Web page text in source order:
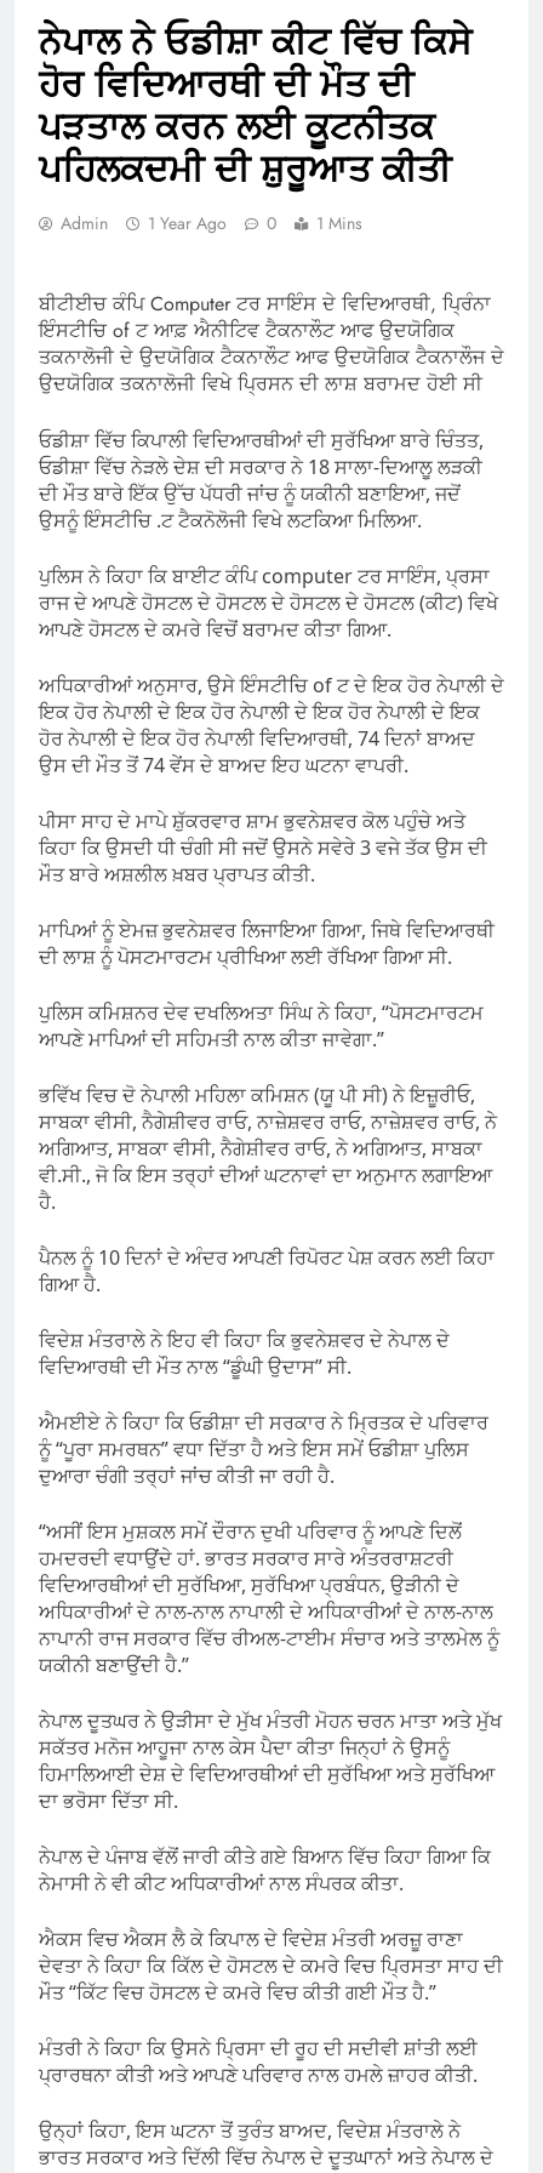
ਨੇਪਾਲ ਨੇ ਓਡੀਸ਼ਾ ਕੀਟ ਵਿੱਚ ਕਿਸੇ
ਹੋਰ ਵਿਦਿਆਰਥੀ ਦੀ ਮੌਤ ਦੀ
ਪੜਤਾਲ ਕਰਨ ਲਈ ਕੂਟਨੀਤਕ
ਪਹਿਲਕਦਮੀ ਦੀ ਸ਼ੁਰੂਆਤ ਕੀਤੀ
Admin 1 Year Ago 0 1 Mins
ਬੀਟੀਈਚ ਕੰਪਿ Computer ਟਰ ਸਾਇੰਸ ਦੇ ਵਿਦਿਆਰਥੀ, ਪ੍ਰਿੰਨਾ
ਇੰਸਟੀਚਿ of ਟ ਆਫ਼ ਐਨੀਟਿਵ ਟੈਕਨਾਲੌਟ ਆਫ ਉਦਯੋਗਿਕ
ਤਕਨਾਲੋਜੀ ਦੇ ਉਦਯੋਗਿਕ ਟੈਕਨਾਲੌਟ ਆਫ ਉਦਯੋਗਿਕ ਟੈਕਨਾਲੌਜ ਦੇ
ਉਦਯੋਗਿਕ ਤਕਨਾਲੋਜੀ ਵਿਖੇ ਪ੍ਰਿਸਨ ਦੀ ਲਾਸ਼ ਬਰਾਮਦ ਹੋਈ ਸੀ
ਓਡੀਸ਼ਾ ਵਿੱਚ ਕਿਪਾਲੀ ਵਿਦਿਆਰਥੀਆਂ ਦੀ ਸੁਰੱਖਿਆ ਬਾਰੇ ਚਿੰਤਤ,
ਓਡੀਸ਼ਾ ਵਿੱਚ ਨੇੜਲੇ ਦੇਸ਼ ਦੀ ਸਰਕਾਰ ਨੇ 18 ਸਾਲਾ-ਦਿਆਲੂ ਲੜਕੀ
ਦੀ ਮੌਤ ਬਾਰੇ ਇੱਕ ਉੱਚ ਪੱਧਰੀ ਜਾਂਚ ਨੂੰ ਯਕੀਨੀ ਬਣਾਇਆ, ਜਦੋਂ
ਉਸਨੂੰ ਇੰਸਟੀਚਿ .ਟ ਟੈਕਨੋਲੋਜੀ ਵਿਖੇ ਲਟਕਿਆ ਮਿਲਿਆ.
ਪੁਲਿਸ ਨੇ ਕਿਹਾ ਕਿ ਬਾਈਟ ਕੰਪਿ computer ਟਰ ਸਾਇੰਸ, ਪ੍ਰਸਾ
ਰਾਜ ਦੇ ਆਪਣੇ ਹੋਸਟਲ ਦੇ ਹੋਸਟਲ ਦੇ ਹੋਸਟਲ ਦੇ ਹੋਸਟਲ (ਕੀਟ) ਵਿਖੇ
ਆਪਣੇ ਹੋਸਟਲ ਦੇ ਕਮਰੇ ਵਿਚੋਂ ਬਰਾਮਦ ਕੀਤਾ ਗਿਆ.
ਅਧਿਕਾਰੀਆਂ ਅਨੁਸਾਰ, ਉਸੇ ਇੰਸਟੀਚਿ of ਟ ਦੇ ਇਕ ਹੋਰ ਨੇਪਾਲੀ ਦੇ
ਇਕ ਹੋਰ ਨੇਪਾਲੀ ਦੇ ਇਕ ਹੋਰ ਨੇਪਾਲੀ ਦੇ ਇਕ ਹੋਰ ਨੇਪਾਲੀ ਦੇ ਇਕ
ਹੋਰ ਨੇਪਾਲੀ ਦੇ ਇਕ ਹੋਰ ਨੇਪਾਲੀ ਵਿਦਿਆਰਥੀ, 74 ਦਿਨਾਂ ਬਾਅਦ
ਉਸ ਦੀ ਮੌਤ ਤੋਂ 74 ਵੇਂਸ ਦੇ ਬਾਅਦ ਇਹ ਘਟਨਾ ਵਾਪਰੀ.
ਪੀਸਾ ਸਾਹ ਦੇ ਮਾਪੇ ਸ਼ੁੱਕਰਵਾਰ ਸ਼ਾਮ ਭੁਵਨੇਸ਼ਵਰ ਕੋਲ ਪਹੁੰਚੇ ਅਤੇ
ਕਿਹਾ ਕਿ ਉਸਦੀ ਧੀ ਚੰਗੀ ਸੀ ਜਦੋਂ ਉਸਨੇ ਸਵੇਰੇ 3 ਵਜੇ ਤੱਕ ਉਸ ਦੀ
ਮੌਤ ਬਾਰੇ ਅਸ਼ਲੀਲ ਖ਼ਬਰ ਪ੍ਰਾਪਤ ਕੀਤੀ.
ਮਾਪਿਆਂ ਨੂੰ ਏਮਜ਼ ਭੁਵਨੇਸ਼ਵਰ ਲਿਜਾਇਆ ਗਿਆ, ਜਿਥੇ ਵਿਦਿਆਰਥੀ
ਦੀ ਲਾਸ਼ ਨੂੰ ਪੋਸਟਮਾਰਟਮ ਪ੍ਰੀਖਿਆ ਲਈ ਰੱਖਿਆ ਗਿਆ ਸੀ.
ਪੁਲਿਸ ਕਮਿਸ਼ਨਰ ਦੇਵ ਦਖਲਿਅਤਾ ਸਿੰਘ ਨੇ ਕਿਹਾ, “ਪੋਸਟਮਾਰਟਮ
ਆਪਣੇ ਮਾਪਿਆਂ ਦੀ ਸਹਿਮਤੀ ਨਾਲ ਕੀਤਾ ਜਾਵੇਗਾ.”
ਭਵਿੱਖ ਵਿਚ ਦੋ ਨੇਪਾਲੀ ਮਹਿਲਾ ਕਮਿਸ਼ਨ (ਯੂ ਪੀ ਸੀ) ਨੇ ਇਜ਼ੂਰੀਓ,
ਸਾਬਕਾ ਵੀਸੀ, ਨੈਗੇਸ਼ੀਵਰ ਰਾਓ, ਨਾਜ਼ੇਸ਼ਵਰ ਰਾਓ, ਨਾਜ਼ੇਸ਼ਵਰ ਰਾਓ, ਨੇ
ਅਗਿਆਤ, ਸਾਬਕਾ ਵੀਸੀ, ਨੈਗੇਸ਼ੀਵਰ ਰਾਓ, ਨੇ ਅਗਿਆਤ, ਸਾਬਕਾ
ਵੀ.ਸੀ., ਜੋ ਕਿ ਇਸ ਤਰ੍ਹਾਂ ਦੀਆਂ ਘਟਨਾਵਾਂ ਦਾ ਅਨੁਮਾਨ ਲਗਾਇਆ
ਹੈ.
ਪੈਨਲ ਨੂੰ 10 ਦਿਨਾਂ ਦੇ ਅੰਦਰ ਆਪਣੀ ਰਿਪੋਰਟ ਪੇਸ਼ ਕਰਨ ਲਈ ਕਿਹਾ
ਗਿਆ ਹੈ.
ਵਿਦੇਸ਼ ਮੰਤਰਾਲੇ ਨੇ ਇਹ ਵੀ ਕਿਹਾ ਕਿ ਭੁਵਨੇਸ਼ਵਰ ਦੇ ਨੇਪਾਲ ਦੇ
ਵਿਦਿਆਰਥੀ ਦੀ ਮੌਤ ਨਾਲ “ਡੂੰਘੀ ਉਦਾਸ” ਸੀ.
ਐਮਈਏ ਨੇ ਕਿਹਾ ਕਿ ਓਡੀਸ਼ਾ ਦੀ ਸਰਕਾਰ ਨੇ ਮ੍ਰਿਤਕ ਦੇ ਪਰਿਵਾਰ
ਨੂੰ “ਪੂਰਾ ਸਮਰਥਨ” ਵਧਾ ਦਿੱਤਾ ਹੈ ਅਤੇ ਇਸ ਸਮੇਂ ਓਡੀਸ਼ਾ ਪੁਲਿਸ
ਦੁਆਰਾ ਚੰਗੀ ਤਰ੍ਹਾਂ ਜਾਂਚ ਕੀਤੀ ਜਾ ਰਹੀ ਹੈ.
“ਅਸੀਂ ਇਸ ਮੁਸ਼ਕਲ ਸਮੇਂ ਦੌਰਾਨ ਦੁਖੀ ਪਰਿਵਾਰ ਨੂੰ ਆਪਣੇ ਦਿਲੋਂ
ਹਮਦਰਦੀ ਵਧਾਉਂਦੇ ਹਾਂ. ਭਾਰਤ ਸਰਕਾਰ ਸਾਰੇ ਅੰਤਰਰਾਸ਼ਟਰੀ
ਵਿਦਿਆਰਥੀਆਂ ਦੀ ਸੁਰੱਖਿਆ, ਸੁਰੱਖਿਆ ਪ੍ਰਬੰਧਨ, ਉੜੀਨੀ ਦੇ
ਅਧਿਕਾਰੀਆਂ ਦੇ ਨਾਲ-ਨਾਲ ਨਾਪਾਲੀ ਦੇ ਅਧਿਕਾਰੀਆਂ ਦੇ ਨਾਲ-ਨਾਲ
ਨਾਪਾਨੀ ਰਾਜ ਸਰਕਾਰ ਵਿੱਚ ਰੀਅਲ-ਟਾਈਮ ਸੰਚਾਰ ਅਤੇ ਤਾਲਮੇਲ ਨੂੰ
ਯਕੀਨੀ ਬਣਾਉਂਦੀ ਹੈ.”
ਨੇਪਾਲ ਦੂਤਘਰ ਨੇ ਉੜੀਸਾ ਦੇ ਮੁੱਖ ਮੰਤਰੀ ਮੋਹਨ ਚਰਨ ਮਾਤਾ ਅਤੇ ਮੁੱਖ
ਸਕੱਤਰ ਮਨੋਜ ਆਹੂਜਾ ਨਾਲ ਕੇਸ ਪੈਦਾ ਕੀਤਾ ਜਿਨ੍ਹਾਂ ਨੇ ਉਸਨੂੰ
ਹਿਮਾਲਿਆਈ ਦੇਸ਼ ਦੇ ਵਿਦਿਆਰਥੀਆਂ ਦੀ ਸੁਰੱਖਿਆ ਅਤੇ ਸੁਰੱਖਿਆ
ਦਾ ਭਰੋਸਾ ਦਿੱਤਾ ਸੀ.
ਨੇਪਾਲ ਦੇ ਪੰਜਾਬ ਵੱਲੋਂ ਜਾਰੀ ਕੀਤੇ ਗਏ ਬਿਆਨ ਵਿੱਚ ਕਿਹਾ ਗਿਆ ਕਿ
ਨੇਮਾਸੀ ਨੇ ਵੀ ਕੀਟ ਅਧਿਕਾਰੀਆਂ ਨਾਲ ਸੰਪਰਕ ਕੀਤਾ.
ਐਕਸ ਵਿਚ ਐਕਸ ਲੈ ਕੇ ਕਿਪਾਲ ਦੇ ਵਿਦੇਸ਼ ਮੰਤਰੀ ਅਰਜ਼ੂ ਰਾਣਾ
ਦੇਵਤਾ ਨੇ ਕਿਹਾ ਕਿ ਕਿੱਲ ਦੇ ਹੋਸਟਲ ਦੇ ਕਮਰੇ ਵਿਚ ਪ੍ਰਿਸਤਾ ਸਾਹ ਦੀ
ਮੌਤ “ਕਿੱਟ ਵਿਚ ਹੋਸਟਲ ਦੇ ਕਮਰੇ ਵਿਚ ਕੀਤੀ ਗਈ ਮੌਤ ਹੈ.”
ਮੰਤਰੀ ਨੇ ਕਿਹਾ ਕਿ ਉਸਨੇ ਪ੍ਰਿਸਾ ਦੀ ਰੂਹ ਦੀ ਸਦੀਵੀ ਸ਼ਾਂਤੀ ਲਈ
ਪ੍ਰਾਰਥਨਾ ਕੀਤੀ ਅਤੇ ਆਪਣੇ ਪਰਿਵਾਰ ਨਾਲ ਹਮਲੇ ਜ਼ਾਹਰ ਕੀਤੀ.
ਉਨ੍ਹਾਂ ਕਿਹਾ, ਇਸ ਘਟਨਾ ਤੋਂ ਤੁਰੰਤ ਬਾਅਦ, ਵਿਦੇਸ਼ ਮੰਤਰਾਲੇ ਨੇ
ਭਾਰਤ ਸਰਕਾਰ ਅਤੇ ਦਿੱਲੀ ਵਿੱਚ ਨੇਪਾਲ ਦੇ ਦੂਤਘਾਨਾਂ ਅਤੇ ਨੇਪਾਲ ਦੇ